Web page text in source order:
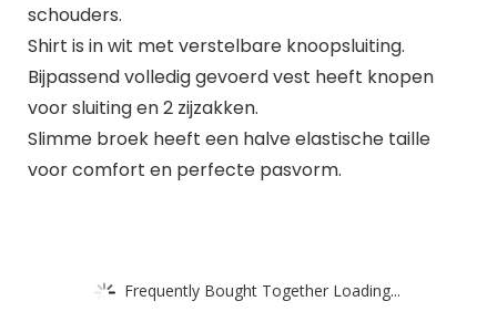
schouders.
Shirt is in wit met verstelbare knoopsluiting.
Bijpassend volledig gevoerd vest heeft knopen
voor sluiting en 2 zijzakken.
Slimme broek heeft een halve elastische taille
voor comfort en perfecte pasvorm.
Frequently Bought Together Loading...